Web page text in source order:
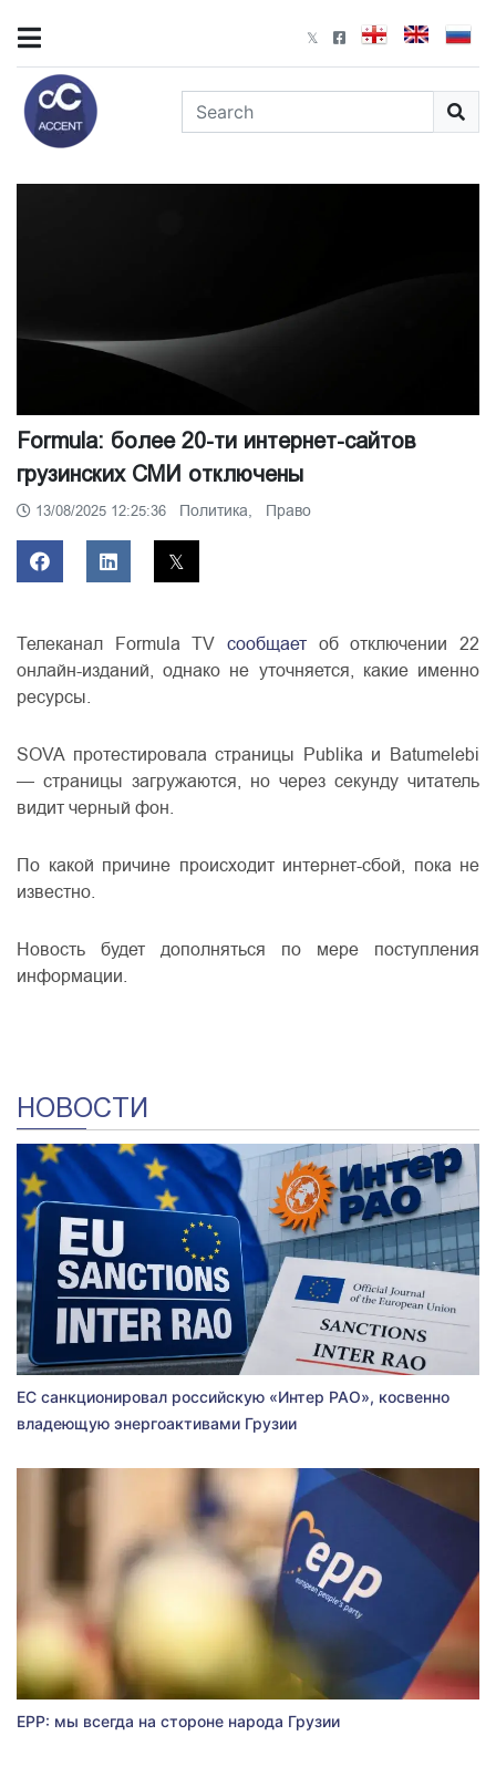
Formula: более 20-ти интернет-сайтов
грузинских СМИ отключены
13/08/2025 12:25:36 Политика, Право
Телеканал Formula TV сообщает об отключении 22
онлайн-изданий, однако не уточняется, какие именно
ресурсы.
SOVA протестировала страницы Publika и Batumelebi
— страницы загружаются, но через секунду читатель
видит черный фон.
По какой причине происходит интернет-сбой, пока не
известно.
Новость будет дополняться по мере поступления
информации.
НОВОСТИ
ЕС санкционировал российскую «Интер РАО», косвенно
владеющую энергоактивами Грузии
EPP: мы всегда на стороне народа Грузии